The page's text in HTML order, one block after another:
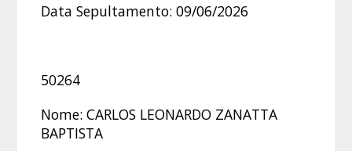
Data Sepultamento: 09/06/2026
50264
Nome: CARLOS LEONARDO ZANATTA
BAPTISTA